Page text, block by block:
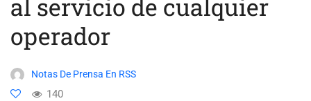
al servicio de cualquier
operador
Notas De Prensa En RSS
140